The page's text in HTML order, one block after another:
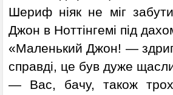
Шериф ніяк не міг
Джон в Ноттінгемі під
«Маленький Джон! —
справді, це був дуже
— Вас, бачу, також